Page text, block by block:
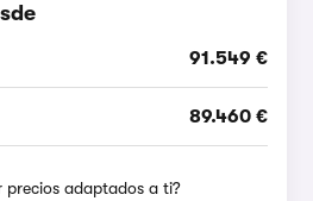
91.549 €
89.460 €
precios adaptados a ti?